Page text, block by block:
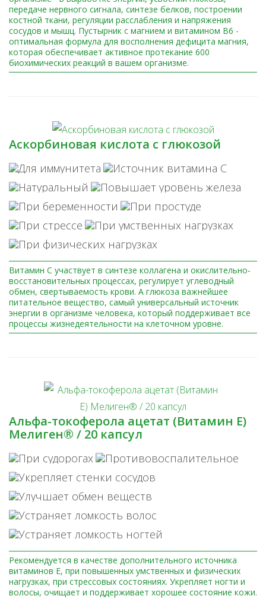
передаче нервного сигнала, синтезе белков, построении
костной ткани, регуляции расслабления и напряжения
сосудов и мышц. Пустырник с магнием и витамином В6 -
оптимальная формула для восполнения дефицита магния,
которая обеспечивает активное протекание 600
биохимических реакций в вашем организме.
Аскорбиновая кислота с глюкозой
Витамин С участвует в синтезе коллагена и окислительно-
восстановительных процессах, регулирует углеводный
обмен, свертываемость крови. А глюкоза важнейшее
питательное вещество, самый универсальный источник
энергии в организме человека, который поддерживает все
процессы жизнедеятельности на клеточном уровне.
Альфа-токоферола ацетат (Витамин Е)
Мелиген® / 20 капсул
Рекомендуется в качестве дополнительного источника
витаминов Е, при повышенных умственных и физических
нагрузках, при стрессовых состояниях. Укрепляет ногти и
волосы, очищает и поддерживает хорошее состояние кожи.